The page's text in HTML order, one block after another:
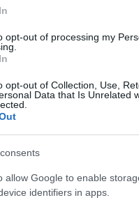
opt-out of processing my
opt-out of Collection, Use,
Data that Is Unrelated
allow Google to enable
identifiers in apps.
Γκλέτσος: Πώς
ατάκα για τις
χρόνος»
ΠΟΛΙΤΙΚΗ 20/11/